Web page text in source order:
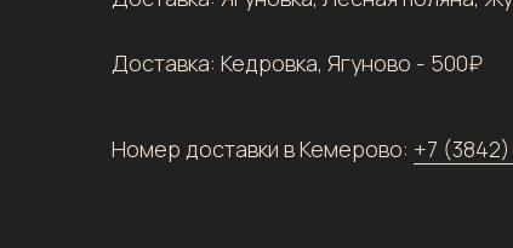
Доставка: Кедровка, Ягуново - 500₽
Номер доставки в Кемерово: +7